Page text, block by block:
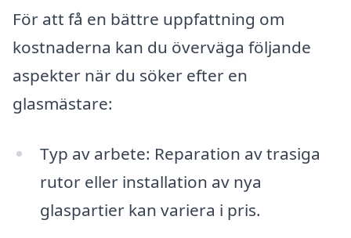
För att få en bättre uppfattning om
kostnaderna kan du överväga följande
aspekter när du söker efter en
glasmästare:
Typ av arbete: Reparation av trasiga
rutor eller installation av nya
glaspartier kan variera i pris.